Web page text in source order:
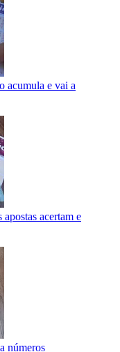
acumula e vai a
acertam e
números